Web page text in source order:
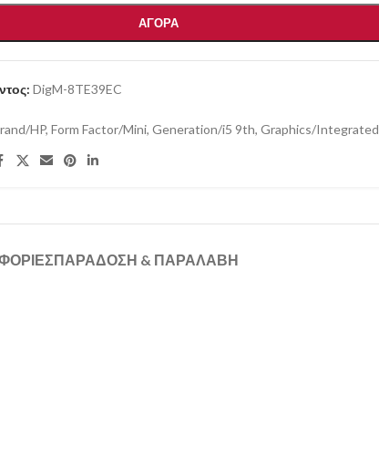
ΑΓΟΡΑ
DigM-8TE39EC
HP, Form Factor/Mini, Generation/i5 9th, Graphics/Integrated
ΠΑΡΑΔΟΣΗ & ΠΑΡΑΛΑΒΗ